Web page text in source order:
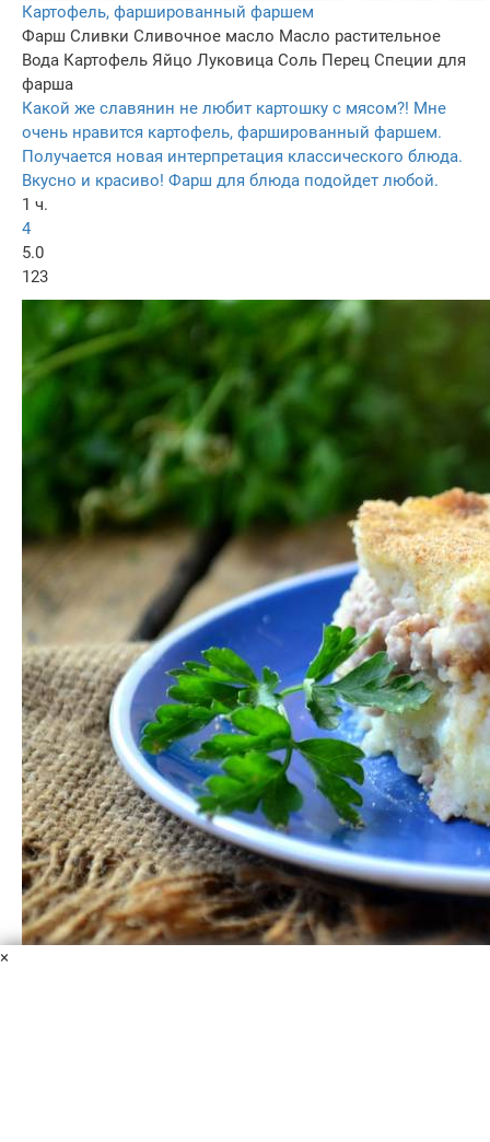
Картофель, фаршированный фаршем
Фарш Сливки Сливочное масло Масло растительное
Вода Картофель Яйцо Луковица Соль Перец Специи для
фарша
Какой же славянин не любит картошку с мясом?! Мне
очень нравится картофель, фаршированный фаршем.
Получается новая интерпретация классического блюда.
Вкусно и красиво! Фарш для блюда подойдет любой.
1 ч.
4
5.0
123
×